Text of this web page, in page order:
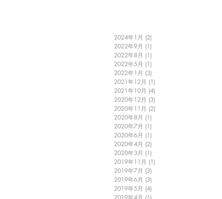
2024年1月 (2)
2022年9月 (1)
2022年8月 (1)
2022年5月 (1)
2022年1月 (3)
2021年12月 (1)
2021年10月 (4)
2020年12月 (3)
2020年11月 (2)
2020年8月 (1)
2020年7月 (1)
2020年6月 (1)
2020年4月 (2)
2020年3月 (1)
2019年11月 (1)
2019年7月 (3)
2019年6月 (3)
2019年5月 (4)
2019年4月 (1)